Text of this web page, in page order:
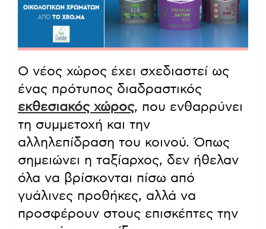
Ο νέος χώρος έχει σχεδιαστεί ως
ένας πρότυπος διαδραστικός
εκθεσιακός χώρος, που ενθαρρύνει
τη συμμετοχή και την
αλληλεπίδραση του κοινού. Όπως
σημειώνει η ταξίαρχος, δεν ήθελαν
όλα να βρίσκονται πίσω από
γυάλινες προθήκες, αλλά να
προσφέρουν στους επισκέπτες την